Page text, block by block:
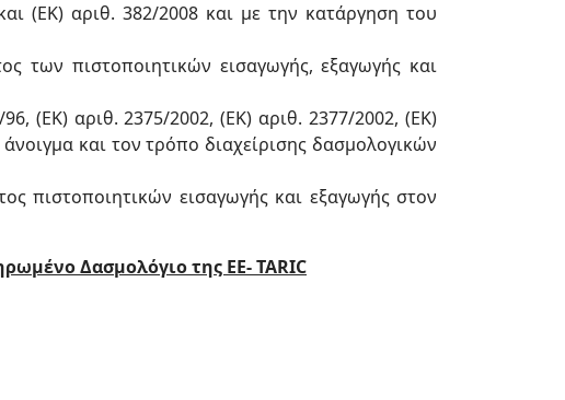
(ΕΚ) αριθ. 382/2008 και με την κατάργηση του
των πιστοποιητικών εισαγωγής, εξαγωγής και
(ΕΚ) αριθ. 2375/2002, (ΕΚ) αριθ. 2377/2002, (ΕΚ)
και τον τρόπο διαχείρισης δασμολογικών
πιστοποιητικών εισαγωγής και εξαγωγής στον
Δασμολόγιο της ΕΕ- TARIC